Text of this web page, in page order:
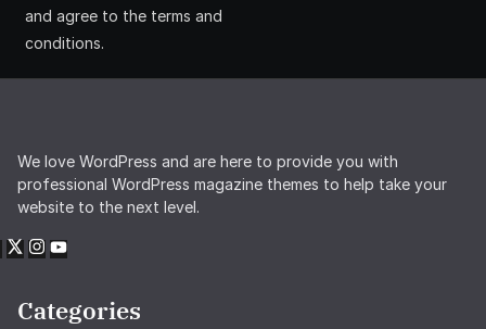
and agree to the terms and
conditions.
We love WordPress and are here to provide you with
professional WordPress magazine themes to help take your
website to the next level.
Categories